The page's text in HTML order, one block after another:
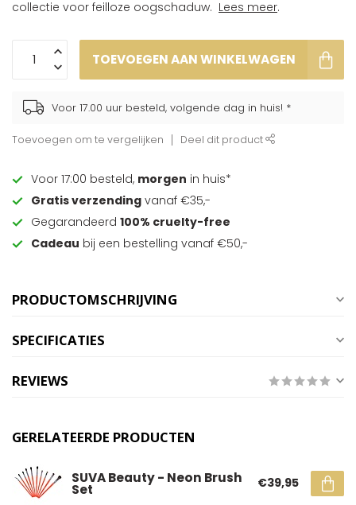
collectie voor feilloze oogschaduw. Lees meer.
TOEVOEGEN AAN WINKELWAGEN
Voor 17.00 uur besteld, volgende dag in huis! *
Toevoegen om te vergelijken Deel dit product
Voor 17:00 besteld, morgen in huis*
Gratis verzending vanaf €35,-
Gegarandeerd 100% cruelty-free
Cadeau bij een bestelling vanaf €50,-
PRODUCTOMSCHRIJVING
SPECIFICATIES
REVIEWS
GERELATEERDE PRODUCTEN
SUVA Beauty - Neon Brush
Set €39,95